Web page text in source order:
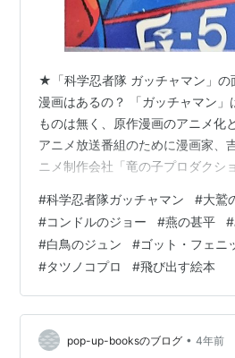
★「科学忍者隊 ガッチャマン」
漫画はあるの？ 「ガッチャマン」
ものは無く、原作漫画のアニメ化
アニメ放送番組のために漫画家、
ニメ制作会社「竜の子プロダクシ
て小学館の学習雑誌「小学１年生
タツノコプロのメンバーを中心に
制作者の吉田竜生は、どんな人？
ピオン太」、「少年忍者隊月光」
た。１９６２年、兄弟たちと漫画
ロダクション」を設立。その後、
#科学忍者隊ガッチャマン #大鷲
#コンドルのジョー #燕の甚平 #
#白鳥のジュン #ゴット・フェニ
#タツノコプロ #飛び出す絵本
pop-up-booksのブログ • 4年前